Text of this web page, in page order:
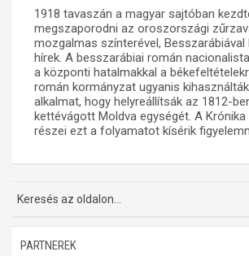
A trianoni szerződés
Műhelymunkák
1918 tavaszán a magyar sajtóban
megszaporodni az oroszországi
mozgalmas színterével,
hírek. A besszarábiai román
a központi hatalmakkal a
román kormányzat ugyanis
alkalmat, hogy helyreállítsák az 1812-
kettévágott Moldva egységét. A
részei ezt a folyamatot kísérik
PARTNEREK